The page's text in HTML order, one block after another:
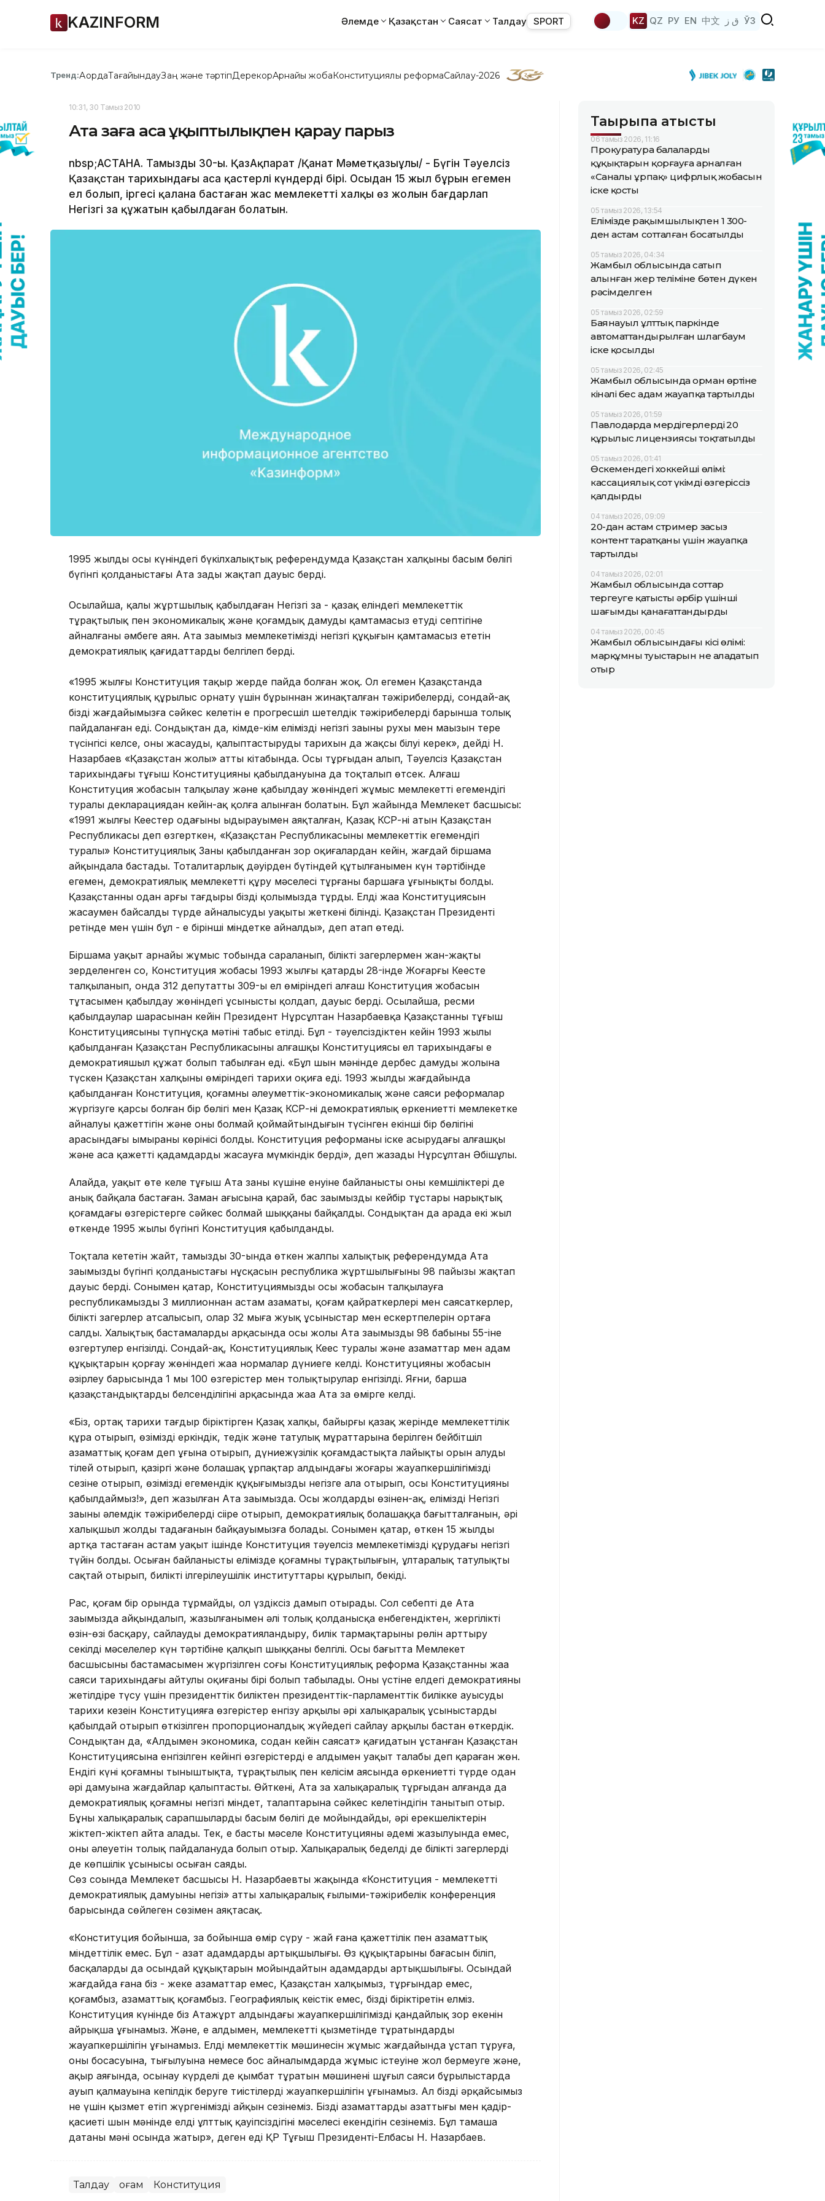
KAZINFORM Әлемде Қазақстан Саясат Талдау SPORT KZ QZ РУ EN 中文 ق ز ЎЗ
Тренд:АқордаТағайындауЗаң және тәртіпДерекқорАрнайы жобаКонституциялық реформаСайлау-2026
10:31, 30 Тамыз 2010
Ата заңға аса ұқыптылықпен қарау парыз
nbsp;АСТАНА. Тамыздың 30-ы. ҚазАқпарат /Қанат Мәметқазыұлы/ - Бүгін Тәуелсіз
Қазақстан тарихындағы аса қастерлі күндердің бірі. Осыдан 15 жыл бұрын егемен
ел болып, іргесі қалана бастаған жас мемлекеттің халқы өз жолын бағдарлап
Негізгі заң құжатын қабылдаған болатын.
1995 жылдың осы күніндегі бүкілхалықтық референдумда Қазақстан халқының басым бөлігі
бүгінгі қолданыстағы Ата заңды жақтап дауыс берді.
Осылайша, қалың жұртшылық қабылдаған Негізгі заң - қазақ еліндегі мемлекеттік
тұрақтылық пен экономикалық және қоғамдық дамуды қамтамасыз етудің септігіне
айналғаны әмбеге аян. Ата заңымыз мемлекетіміздің негізгі құқығын қамтамасыз ететін
демократиялық қағидаттарды белгілеп берді.
«1995 жылғы Конституция тақыр жерде пайда болған жоқ. Ол егемен Қазақстанда
конституциялық құрылыс орнату үшін бұрыннан жинақталған тәжірибелерді, сондай-ақ
біздің жағдайымызға сәйкес келетін ең прогресшіл шетелдік тәжірибелерді барынша толық
пайдаланған еді. Сондықтан да, кімде-кім еліміздің негізгі заңының рухы мен маңызын терең
түсінгісі келсе, оны жасаудың, қалыптастырудың тарихын да жақсы білуі керек», дейді Н.
Назарбаев «Қазақстан жолы» атты кітабында. Осы тұрғыдан алып, Тәуелсіз Қазақстан
тарихындағы тұңғыш Конституцияның қабылдануына да тоқталып өтсек. Алғаш
Конституция жобасын талқылау және қабылдау жөніндегі жұмыс мемлекеттің егемендігі
туралы декларациядан кейін-ақ қолға алынған болатын. Бұл жайында Мемлекет басшысы:
«1991 жылғы Кеңестер одағының ыдырауымен аяқталған, Қазақ КСР-нің атын Қазақстан
Республикасы деп өзгерткен, «Қазақстан Республикасының мемлекеттік егемендігі
туралы» Конституциялық Заңның қабылданған зор оқиғалардан кейін, жағдай біршама
айқындала бастады. Тоталитарлық дәуірден бүтіндей құтылғанымен күн тәртібінде
егемен, демократиялық мемлекетті құру мәселесі тұрғаны баршаға ұғынықты болды.
Қазақстанның одан арғы тағдыры біздің қолымызда тұрды. Елдің жаңа Конституциясын
жасаумен байсалды түрде айналысудың уақыты жеткені білінді. Қазақстан Президенті
ретінде мен үшін бұл - ең бірінші міндетке айналды», деп атап өтеді.
Біршама уақыт арнайы жұмыс тобында сараланып, білікті заңгерлермен жан-жақты
зерделенген соң, Конституция жобасы 1993 жылғы қаңтардың 28-інде Жоғарғы Кеңесте
талқыланып, онда 312 депутаттың 309-ы ел өміріндегі алғаш Конституция жобасын
тұтасымен қабылдау жөніндегі ұсынысты қолдап, дауыс берді. Осылайша, ресми
қабылдаулар шарасынан кейін Президент Нұрсұлтан Назарбаевқа Қазақстанның тұңғыш
Конституциясының түпнұсқа мәтіні табыс етілді. Бұл - тәуелсіздіктен кейін 1993 жылы
қабылданған Қазақстан Республикасының алғашқы Конституциясы ел тарихындағы ең
демократияшыл құжат болып табылған еді. «Бұл шын мәнінде дербес дамудың жолына
түскен Қазақстан халқының өміріндегі тарихи оқиға еді. 1993 жылдың жағдайында
қабылданған Конституция, қоғамның әлеуметтік-экономикалық және саяси реформалар
жүргізуге қарсы болған бір бөлігі мен Қазақ КСР-нің демократиялық өркениетті мемлекетке
айналуы қажеттігін және оның болмай қоймайтындығын түсінген екінші бір бөлігінің
арасындағы ымыраның көрінісі болды. Конституция реформаны іске асырудағы алғашқы
және аса қажетті қадамдарды жасауға мүмкіндік берді», деп жазады Нұрсұлтан Әбішұлы.
Алайда, уақыт өте келе тұңғыш Ата заңның күшіне енуіне байланысты оның кемшіліктері де
анық байқала бастаған. Заман ағысына қарай, бас заңымыздың кейбір тұстары нарықтық
қоғамдағы өзгерістерге сәйкес болмай шыққаны байқалды. Сондықтан да арада екі жыл
өткенде 1995 жылы бүгінгі Конституция қабылданды.
Тоқтала кететін жайт, тамыздың 30-ында өткен жалпы халықтық референдумда Ата
заңымыздың бүгінгі қолданыстағы нұсқасын республика жұртшылығының 98 пайызы жақтап
дауыс берді. Сонымен қатар, Конституциямыздың осы жобасын талқылауға
республикамыздың 3 миллионнан астам азаматы, қоғам қайраткерлері мен саясаткерлер,
білікті заңгерлер атсалысып, олар 32 мыңға жуық ұсыныстар мен ескертпелерін ортаға
салды. Халықтық бастамалардың арқасында осы жолы Ата заңымыздың 98 бабының 55-іне
өзгертулер енгізілді. Сондай-ақ, Конституциялық Кеңес туралы және азаматтар мен адам
құқықтарын қорғау жөніндегі жаңа нормалар дүниеге келді. Конституцияның жобасын
әзірлеу барысында 1 мың 100 өзгерістер мен толықтырулар енгізілді. Яғни, барша
қазақстандықтардың белсенділігінің арқасында жаңа Ата заң өмірге келді.
«Бiз, ортақ тарихи тағдыр бiрiктiрген Қазақ халқы, байырғы қазақ жерiнде мемлекеттiлiк
құра отырып, өзiмiздi еркiндiк, теңдiк және татулық мұраттарына берiлген бейбiтшiл
азаматтық қоғам деп ұғына отырып, дүниежүзiлiк қоғамдастықта лайықты орын алуды
тiлей отырып, қазiргi және болашақ ұрпақтар алдындағы жоғары жауапкершiлiгiмiздi
сезiне отырып, өзiмiздiң егемендiк құқығымызды негiзге ала отырып, осы Конституцияны
қабылдаймыз!», деп жазылған Ата заңымызда. Осы жолдардың өзінен-ақ, еліміздің Негізгі
заңының әлемдік тәжірибелерді сіңіре отырып, демократиялық болашаққа бағытталғанын, әрі
халықшыл жолды таңдағанын байқауымызға болады. Сонымен қатар, өткен 15 жылды
артқа тастаған астам уақыт ішінде Конституция тәуелсіз мемлекетімізді құрудағы негізгі
түйін болды. Осыған байланысты елімізде қоғамның тұрақтылығын, ұлтаралық татулықты
сақтай отырып, биліктің ілгерілеушілік институттары құрылып, бекіді.
Рас, қоғам бір орында тұрмайды, ол үздіксіз дамып отырады. Сол себепті де Ата
заңымызда айқындалып, жазылғанымен әлі толық қолданысқа енбегендіктен, жергілікті
өзін-өзі басқару, сайлауды демократияландыру, билік тармақтарының рөлін арттыру
секілді мәселелер күн тәртібіне қалқып шыққаны белгілі. Осы бағытта Мемлекет
басшысының бастамасымен жүргізілген соңғы Конституциялық реформа Қазақстанның жаңа
саяси тарихындағы айтулы оқиғаның бірі болып табылады. Оның үстіне елдегі демократияны
жетілдіре түсу үшін президенттік биліктен президенттік-парламенттік билікке ауысудың
тарихи кезеңін Конституцияға өзгерістер енгізу арқылы әрі халықаралық ұсыныстарды
қабылдай отырып өткізілген пропорционалдық жүйедегі сайлау арқылы бастан өткердік.
Сондықтан да, «Алдымен экономика, содан кейін саясат» қағидатын ұстанған Қазақстан
Конституциясына енгізілген кейінгі өзгерістерді ең алдымен уақыт талабы деп қараған жөн.
Ендігі күні қоғамның тыныштықта, тұрақтылық пен келісім аясында өркениетті түрде одан
әрі дамуына жағдайлар қалыптасты. Өйткені, Ата заң халықаралық тұрғыдан алғанда да
демократиялық қоғамның негізгі міндет, талаптарына сәйкес келетіндігін танытып отыр.
Бұны халықаралық сарапшылардың басым бөлігі де мойындайды, әрі ерекшеліктерін
жіктеп-жіктеп айта алады. Тек, ең басты мәселе Конституцияның әдемі жазылуында емес,
оның әлеуетін толық пайдалануда болып отыр. Халықаралық беделді де білікті заңгерлердің
де көпшілік ұсынысы осыған саяды.
Сөз соңында Мемлекет басшысы Н. Назарбаевтың жақында «Конституция - мемлекеттің
демократиялық дамуының негізі» атты халықаралық ғылыми-тәжірибелік конференция
барысында сөйлеген сөзімен аяқтасақ.
«Конституция бойынша, заң бойынша өмір сүру - жай ғана қажеттілік пен аза­маттық
міндеттілік емес. Бұл - азат адам­дардың артықшылығы. Өз құқықтарының бағасын біліп,
басқалардың да осындай құқықтарын мойындайтын адамдардың артықшылығы. Осындай
жағдайда ғана біз - жеке азаматтар емес, Қазақстан хал­қымыз, тұрғындар емес,
қоғамбыз, аза­маттық қоғамбыз. Географиялық кеңістік емес, бізді біріктіретін елміз.
Конституция күнінде біз Атажұрт алдындағы жауапкершілігіміздің қандай­лық зор екенін
айрықша ұғынамыз. Және, ең алдымен, мемлекеттің қызме­тін­де тұратындардың
жауапкершілігін ұғынамыз. Елдің мемлекеттік мәшинесін жұмыс жағдайында ұстап тұруға,
оның босаңсуына, тығылуына немесе бос айналымдарда жұмыс істеуіне жол бер­меуге және,
ақыр аяғында, осынау күрделі де қымбат тұратын мәшиненің шұғыл саяси бұрылыстарда
ауып қалмауына ке­пілдік беруге тиістілердің жауапкершілігін ұғынамыз. Ал біздің әрқайсымыз
не үшін қызмет етіп жүргенімізді айқын сезінеміз. Біздің азаматтардың азаттығы мен қадір-
қасиеті шын мәнінде елдің ұлттық қауіпсіздігінің мәселесі екендігін сезінеміз. Бұл тамаша
датаның мәні осында жатыр», деген еді ҚР Тұңғыш Президенті-Елбасы Н. Назарбаев.
Талдау Қоғам Конституция
Тақырыпқа қатысты
06 тамыз 2026, 11:16
Прокуратура балалардың
құқықтарын қорғауға арналған
«Саналы ұрпақ» цифрлық жобасын
іске қосты
05 тамыз 2026, 13:54
Елімізде рақымшылықпен 1 300-
ден астам сотталған босатылды
05 тамыз 2026, 04:34
Жамбыл облысында сатып
алынған жер теліміне бөтен дүкен
рәсімделген
05 тамыз 2026, 02:59
Баянауыл ұлттық паркінде
автоматтандырылған шлагбаум
іске қосылды
05 тамыз 2026, 02:45
Жамбыл облысында орман өртіне
кінәлі бес адам жауапқа тартылды
05 тамыз 2026, 01:59
Павлодарда мердігерлердің 20
құрылыс лицензиясы тоқтатылды
05 тамыз 2026, 01:41
Өскемендегі хоккейші өлімі:
кассациялық сот үкімді өзгеріссіз
қалдырды
04 тамыз 2026, 09:09
20-дан астам стример заңсыз
контент таратқаны үшін жауапқа
тартылды
04 тамыз 2026, 02:01
Жамбыл облысында соттар
тергеуге қатысты әрбір үшінші
шағымды қанағаттандырды
04 тамыз 2026, 00:45
Жамбыл облысындағы кісі өлімі:
марқұмның туыстарын не алаңдатып
отыр